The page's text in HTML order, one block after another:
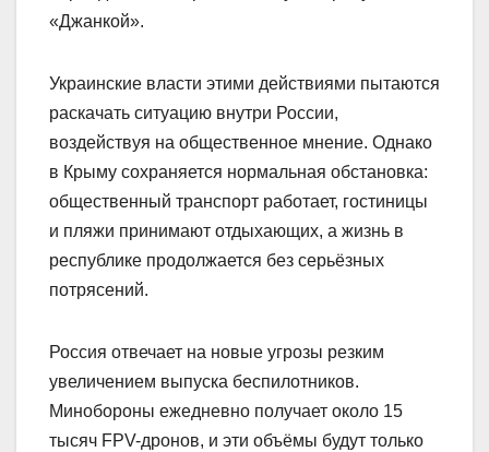
«Джанкой».
Украинские власти этими действиями пытаются
раскачать ситуацию внутри России,
воздействуя на общественное мнение. Однако
в Крыму сохраняется нормальная обстановка:
общественный транспорт работает, гостиницы
и пляжи принимают отдыхающих, а жизнь в
республике продолжается без серьёзных
потрясений.
Россия отвечает на новые угрозы резким
увеличением выпуска беспилотников.
Минобороны ежедневно получает около 15
тысяч FPV-дронов, и эти объёмы будут только